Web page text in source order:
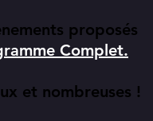
proposés
Complet.
et nombreuses !